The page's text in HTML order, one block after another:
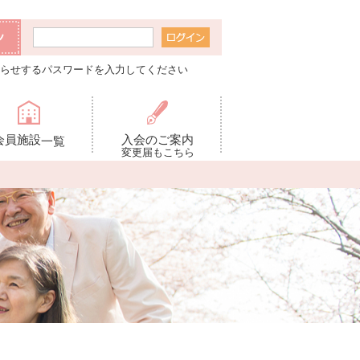
せするパスワードを入力してください
員施設一覧 入会のご案内
変更届もこちら